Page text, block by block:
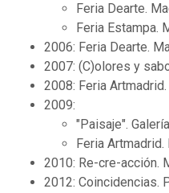
Feria Dearte.
Feria Estampa.
2006: Feria Dearte.
2007: (C)olores y
2008: Feria
2009:
"Paisaje".
Feria Artmadrid.
2010: Re-cre-acción.
2012: Coincidencias.